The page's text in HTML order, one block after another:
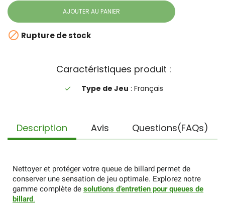
AJOUTER AU PANIER
 Rupture de stock
Caractéristiques produit :
done Type de Jeu : Français
Description Avis Questions(FAQs)
Nettoyer et protéger votre queue de billard permet de
conserver une sensation de jeu optimale. Explorez notre
gamme complète de solutions d’entretien pour queues de
billard.